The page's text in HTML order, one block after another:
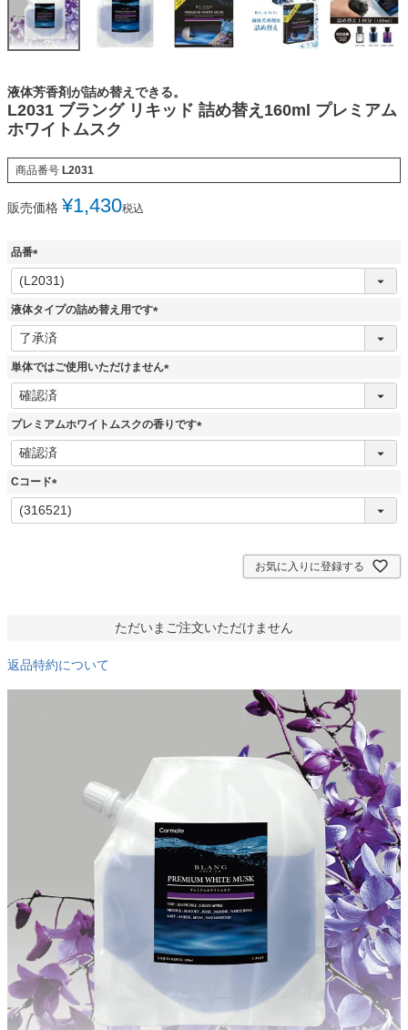
液体芳香剤が詰め替えできる。
L2031 ブラング リキッド 詰め替え160ml プレミアム
ホワイトムスク
商品番号 L2031
販売価格 ¥1,430税込
品番
(
必
須
液体タイプの詰め替え用です
(
須
単体ではご使用いただけません
(
須
プレミアムホワイトムスクの香りです
(
Cコード
(
必
お気に入りに登録する
ただいまご注文いただけません
返品特約について